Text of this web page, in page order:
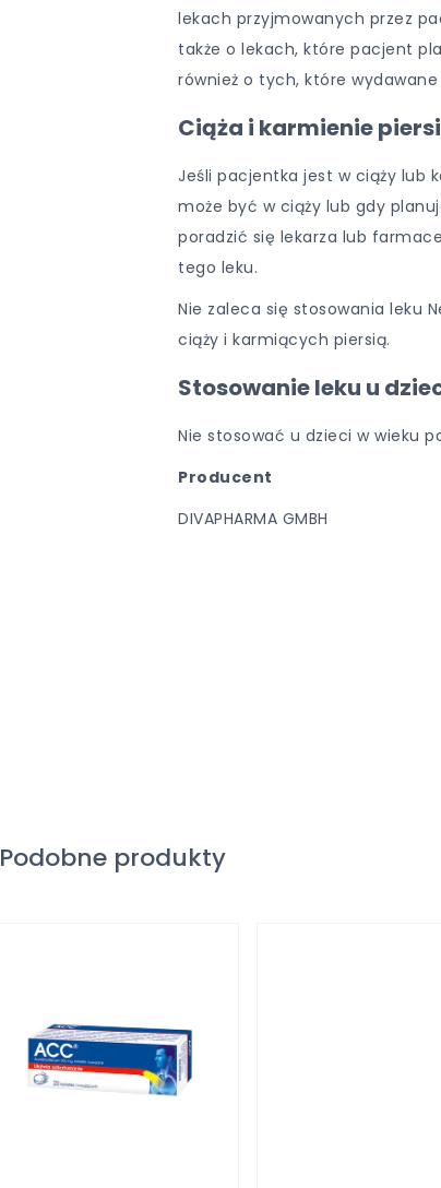
lekach przyjmowanych przez
także o lekach, które pacjent
również o tych, które
Ciąża i karmienie
Jeśli pacjentka jest w ciąży lub
może być w ciąży lub gdy
poradzić się lekarza lub
tego leku.
Nie zaleca się stosowania leku
ciąży i karmiących piersią.
Stosowanie leku u
Nie stosować u dzieci w wieku
Producent
DIVAPHARMA GMBH
Podobne produkty